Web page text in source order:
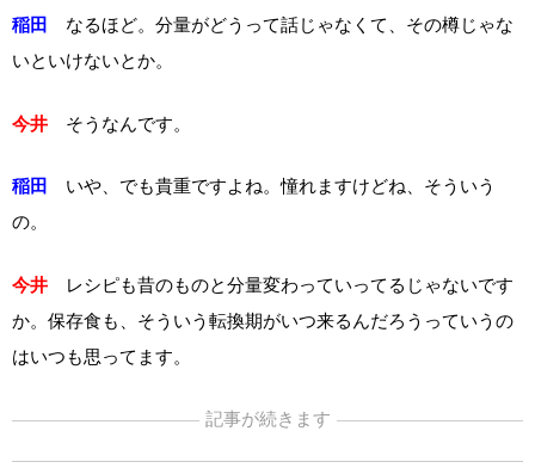
稲田
なるほど。分量がどうって話じゃなくて、その樽じゃな
いといけないとか。
今井 そうなんです。
稲田
いや、でも貴重ですよね。憧れますけどね、そういう
の。
今井 レシピも昔のものと分量変わっていってるじゃないです
か。保存食も、そういう転換期がいつ来るんだろうっていうの
はいつも思ってます。
記事が続きます